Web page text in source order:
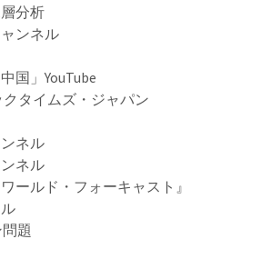
分析
ンネル
国」YouTube
タイムズ・ジャパン
ネル
ネル
ールド・フォーキャスト』
題